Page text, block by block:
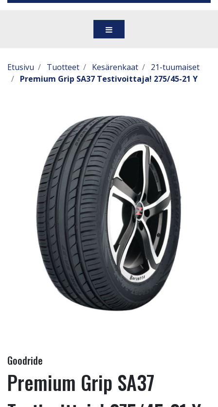
Etusivu Tuotteet Kesärenkaat
21-tuumaiset
Premium Grip SA37 Testivoittaja! 275/45-21 Y
Goodride
Premium Grip SA37